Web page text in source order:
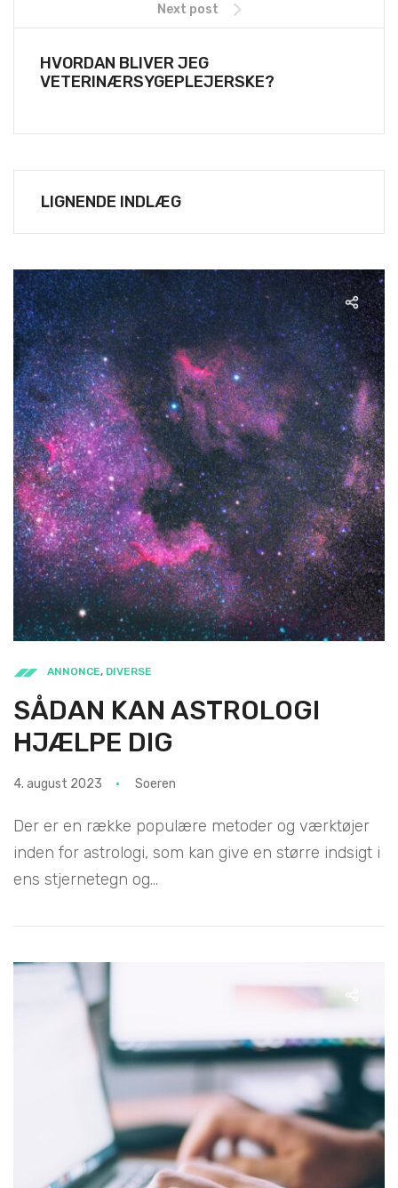
Next post
HVORDAN BLIVER JEG
VETERINÆRSYGEPLEJERSKE?
LIGNENDE INDLÆG
ANNONCE, DIVERSE
SÅDAN KAN ASTROLOGI
HJÆLPE DIG
4. august 2023 Soeren
Der er en række populære metoder og værktøjer
inden for astrologi, som kan give en større indsigt i
ens stjernetegn og...